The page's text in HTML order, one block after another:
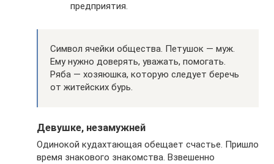
предприятия.
Символ ячейки общества. Петушок — муж.
Ему нужно доверять, уважать, помогать.
Ряба — хозяюшка, которую следует беречь
от житейских бурь.
Девушке, незамужней
Одинокой кудахтающая обещает счастье. Пришло
время знакового знакомства. Взвешенно